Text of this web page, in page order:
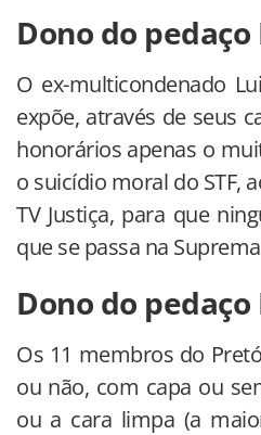
Dono do pedaço
O ex-multicondenado
expõe, através de seus
honorários apenas o
o suicídio moral do STF,
TV Justiça, para que
que se passa na
Dono do pedaço
Os 11 membros do
ou não, com capa ou
ou a cara limpa (a